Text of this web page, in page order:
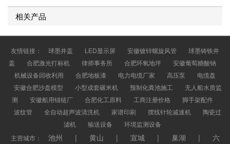
相关产品
友情链接： 球墨井盖 LED显示屏 安徽镀锌螺旋风管
球墨铸铁井
盖
合肥激光打标机 律师事务所 合肥环氧地坪
安徽葡萄糖酸钠
机械设备回收利用
合肥地板漆 电力电缆厂家 高压泵
电缆盘
安徽合肥沙盘模型
小型成套碾米机 预制化粪池施工
无人船水质监
测
安徽船用锚链厂 合肥化工原料 工商注册价格
脚手架配件
波纹管
全自动超声波清洗机 家谱印刷 摆线针轮减速机
陶瓷过
滤机
输送设备
环境监测设备
主营城市：
池州 | 黄山 | 宣城 | 巢湖 |
六